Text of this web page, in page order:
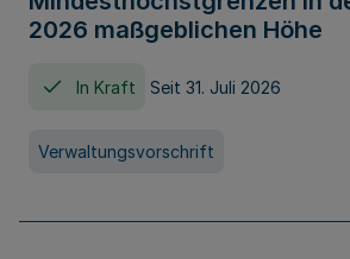
2026 maßgeblichen Höhe
In Kraft Seit 31. Juli 2026
Verwaltungsvorschrift